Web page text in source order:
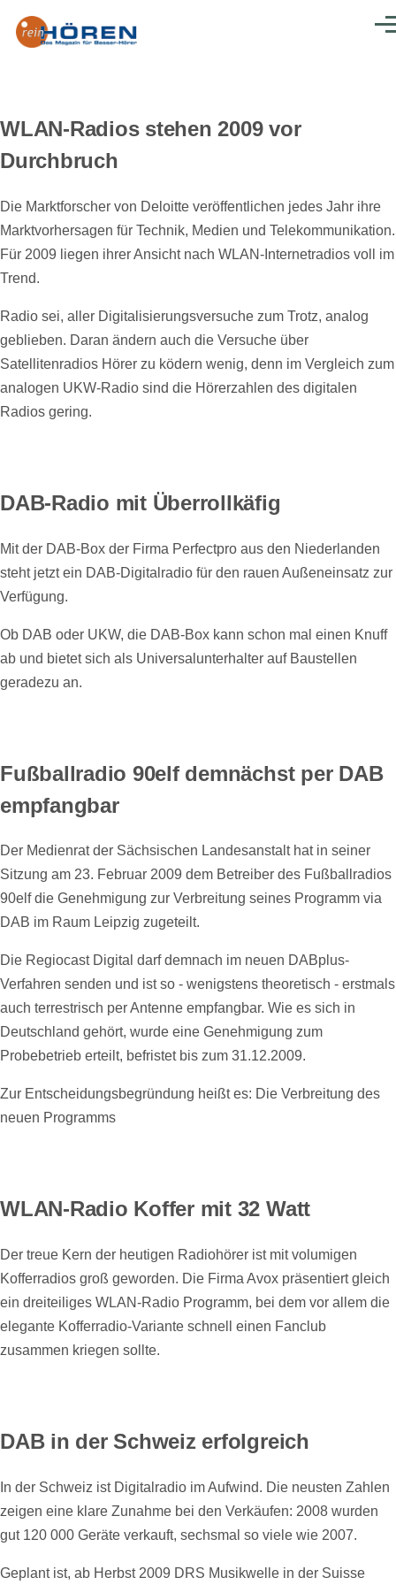
WLAN-Radios stehen 2009 vor
Durchbruch
Die Marktforscher von Deloitte veröffentlichen jedes Jahr ihre
Marktvorhersagen für Technik, Medien und Telekommunikation.
Für 2009 liegen ihrer Ansicht nach WLAN-Internetradios voll im
Trend.
Radio sei, aller Digitalisierungsversuche zum Trotz, analog
geblieben. Daran ändern auch die Versuche über
Satellitenradios Hörer zu ködern wenig, denn im Vergleich zum
analogen UKW-Radio sind die Hörerzahlen des digitalen
Radios gering.
DAB-Radio mit Überrollkäfig
Mit der DAB-Box der Firma Perfectpro aus den Niederlanden
steht jetzt ein DAB-Digitalradio für den rauen Außeneinsatz zur
Verfügung.
Ob DAB oder UKW, die DAB-Box kann schon mal einen Knuff
ab und bietet sich als Universalunterhalter auf Baustellen
geradezu an.
Fußballradio 90elf demnächst per DAB
empfangbar
Der Medienrat der Sächsischen Landesanstalt hat in seiner
Sitzung am 23. Februar 2009 dem Betreiber des Fußballradios
90elf die Genehmigung zur Verbreitung seines Programm via
DAB im Raum Leipzig zugeteilt.
Die Regiocast Digital darf demnach im neuen DABplus-
Verfahren senden und ist so - wenigstens theoretisch - erstmals
auch terrestrisch per Antenne empfangbar. Wie es sich in
Deutschland gehört, wurde eine Genehmigung zum
Probebetrieb erteilt, befristet bis zum 31.12.2009.
Zur Entscheidungsbegründung heißt es: Die Verbreitung des
neuen Programms
WLAN-Radio Koffer mit 32 Watt
Der treue Kern der heutigen Radiohörer ist mit volumigen
Kofferradios groß geworden. Die Firma Avox präsentiert gleich
ein dreiteiliges WLAN-Radio Programm, bei dem vor allem die
elegante Kofferradio-Variante schnell einen Fanclub
zusammen kriegen sollte.
DAB in der Schweiz erfolgreich
In der Schweiz ist Digitalradio im Aufwind. Die neusten Zahlen
zeigen eine klare Zunahme bei den Verkäufen: 2008 wurden
gut 120 000 Geräte verkauft, sechsmal so viele wie 2007.
Geplant ist, ab Herbst 2009 DRS Musikwelle in der Suisse